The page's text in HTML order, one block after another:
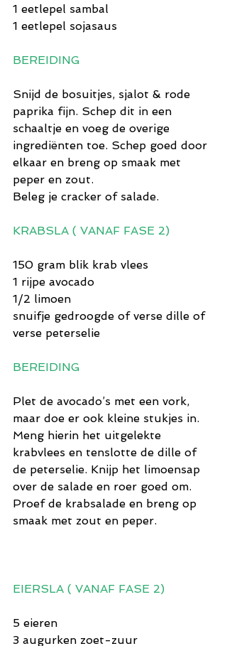
1 eetlepel sambal
1 eetlepel sojasaus
BEREIDING
Snijd de bosuitjes, sjalot & rode
paprika fijn. Schep dit in een
schaaltje en voeg de overige
ingrediënten toe. Schep goed door
elkaar en breng op smaak met
peper en zout.
Beleg je cracker of salade.
KRABSLA ( VANAF FASE 2)
150 gram blik krab vlees
1 rijpe avocado
1/2 limoen
snuifje gedroogde of verse dille of
verse peterselie
BEREIDING
Plet de avocado’s met een vork,
maar doe er ook kleine stukjes in.
Meng hierin het uitgelekte
krabvlees en tenslotte de dille of
de peterselie. Knijp het limoensap
over de salade en roer goed om.
Proef de krabsalade en breng op
smaak met zout en peper.
EIERSLA ( VANAF FASE 2)
5 eieren
3 augurken zoet-zuur